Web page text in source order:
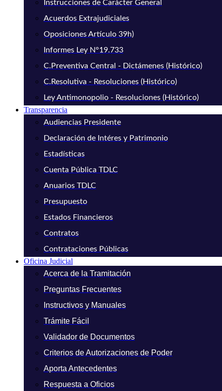
Instrucciones de Carácter General
Acuerdos Extrajudiciales
Oposiciones Artículo 39h)
Informes Ley N°19.733
C.Preventiva Central - Dictámenes (Histórico)
C.Resolutiva - Resoluciones (Histórico)
Ley Antimonopolio - Resoluciones (Histórico)
Transparencia
Audiencias Presidente
Declaración de Intéres y Patrimonio
Estadísticas
Cuenta Pública TDLC
Anuarios TDLC
Presupuesto
Estados Financieros
Contratos
Contrataciones Públicas
Oficina Judicial
Acerca de la Tramitación
Preguntas Frecuentes
Instructivos y Manuales
Trámite Fácil
Validador de Documentos
Criterios de Autorizaciones de Poder
Aporta Antecedentes
Respuesta a Oficios